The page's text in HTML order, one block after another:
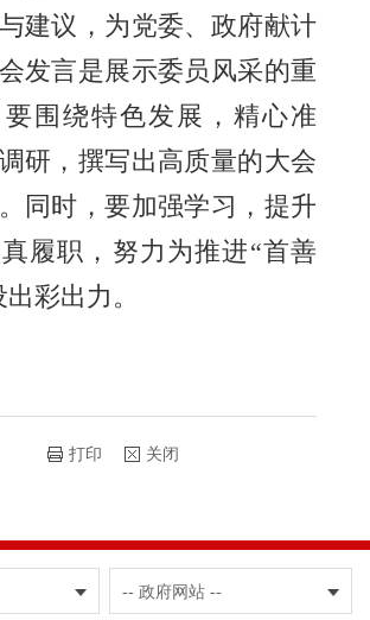
建议，为党委、政府献计
发言是展示委员风采的重
围绕特色发展，精心准
研，撰写出高质量的大会
同时，要加强学习，提升
履职，努力为推进“首善
彩出力。
打印 关闭
-- 政府网站 --